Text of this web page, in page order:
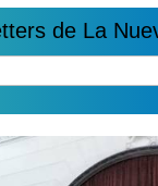
de La